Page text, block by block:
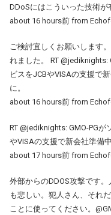
DDoSにはこういった技術が
about 16 hours前 from
ご検討宜しくお願いします
れました。 RT
ビスをJCBやVISAの支援で
に。
about 16 hours前 from
RT @jediknights: GMO-PG
やVISAの支援で新会社準備
about 17 hours前 from
外部からのDDOS攻撃です
も悲しい。犯人さん、それ
ことに使ってください。